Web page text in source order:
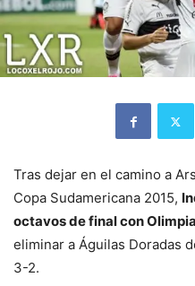
Tras dejar en el camino a
Copa Sudamericana 2015,
octavos de final con
eliminar a Águilas Doradas
3-2.